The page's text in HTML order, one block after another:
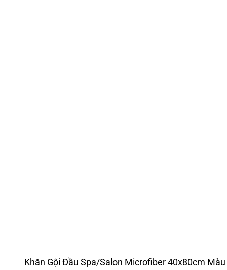
Khăn Gội Đầu Spa/Salon Microfiber 40x80cm